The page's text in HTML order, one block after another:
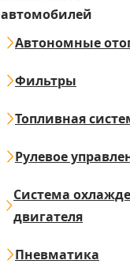
автомобилей
Автономные
Фильтры
Топливная
Рулевое
Система
двигателя
Пневматика